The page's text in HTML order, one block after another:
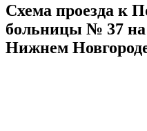
Схема проезда к
больницы № 37 на
Нижнем